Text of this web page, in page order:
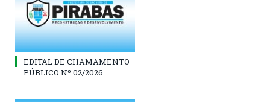
EDITAL DE CHAMAMENTO
PÚBLICO Nº 02/2026